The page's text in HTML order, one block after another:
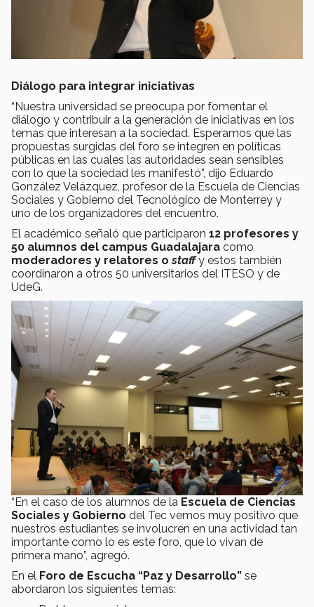
Diálogo para integrar iniciativas
“Nuestra universidad se preocupa por fomentar el
diálogo y contribuir a la generación de iniciativas en los
temas que interesan a la sociedad. Esperamos que las
propuestas surgidas del foro se integren en políticas
públicas en las cuales las autoridades sean sensibles
con lo que la sociedad les manifestó”, dijo Eduardo
González Velázquez, profesor de la Escuela de Ciencias
Sociales y Gobierno del Tecnológico de Monterrey y
uno de los organizadores del encuentro.
El académico señaló que participaron 12 profesores y
50 alumnos del campus Guadalajara como
moderadores y relatores ostaffy estos también
coordinaron a otros 50 universitarios del ITESO y de
UdeG.
“En el caso de los alumnos de la Escuela de Ciencias
Sociales y Gobierno del Tec vemos muy positivo que
nuestros estudiantes se involucren en una actividad tan
importante como lo es este foro, que lo vivan de
primera mano”, agregó.
En el Foro de Escucha “Paz y Desarrollo” se
abordaron los siguientes temas: